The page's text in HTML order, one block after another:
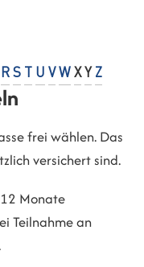
R S U V W X Y Z
frei wählen. Das
versichert sind.
Monate
Teilnahme an